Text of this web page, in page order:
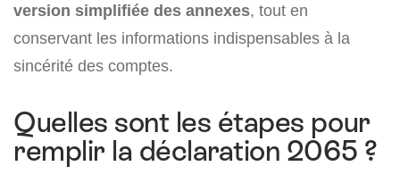
version simplifiée des annexes, tout en
conservant les informations indispensables à la
sincérité des comptes.
Quelles sont les étapes pour
remplir la déclaration 2065 ?